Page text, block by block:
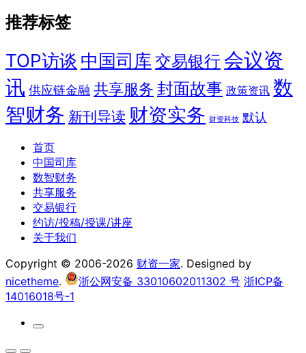
推荐标签
TOP访谈 中国司库 交易银行会议资
讯 供应链金融 共享服务 封面故事 政策资讯 数
智财务 新刊导读 财资实务 财资科技 默认
首页
中国司库
数智财务
共享服务
交易银行
约访/投稿/授课/讲座
关于我们
Copyright © 2006-2026 财资一家. Designed by
nicetheme. 浙公网安备 33010602011302 号 浙ICP备
14016018号-1